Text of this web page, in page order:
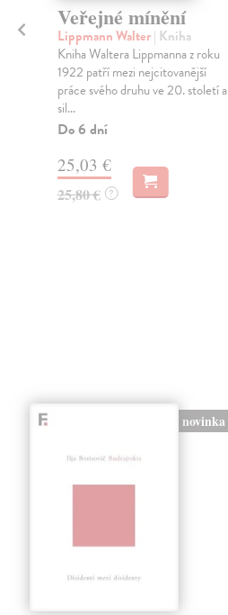
Veřejné mínění
Lippmann Walter| Kniha
Kniha Waltera Lippmanna z roku
1922 patří mezi nejcitovanější
práce svého druhu ve 20. století a
sil...
Do 6 dní
25,03 €
25,80 € ?
novinka